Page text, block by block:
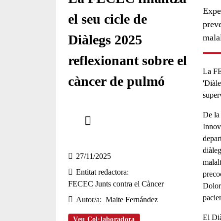
el seu cicle de
Diàlegs 2025
reflexionant sobre el
càncer de pulmó
27/11/2025
Entitat redactora
FECEC Junts contra el Càncer
Autor/a
Maite Fernández
Veu Col·laboradora
La
De la
El